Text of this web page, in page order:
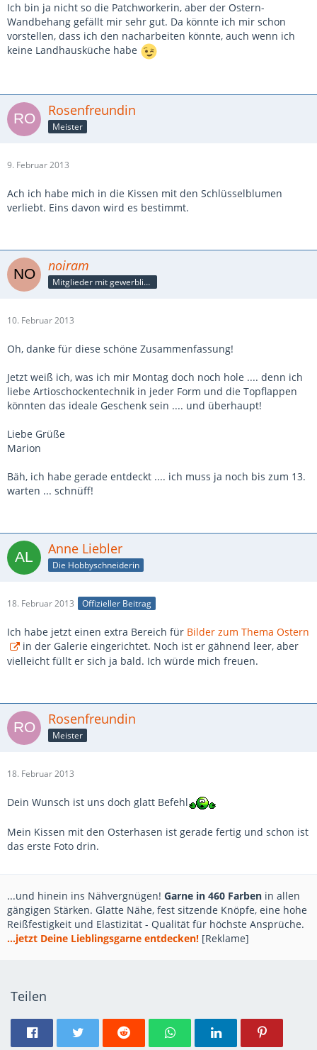
Ich bin ja nicht so die Patchworkerin, aber der Ostern-
Wandbehang gefällt mir sehr gut. Da könnte ich mir schon
vorstellen, dass ich den nacharbeiten könnte, auch wenn ich
keine Landhausküche habe
Rosenfreundin
Meister
9. Februar 2013
Ach ich habe mich in die Kissen mit den Schlüsselblumen
verliebt. Eins davon wird es bestimmt.
noiram
Mitglieder mit gewerblicher Verbindung, auch als Mitarbeiter/in
10. Februar 2013
Oh, danke für diese schöne Zusammenfassung!
Jetzt weiß ich, was ich mir Montag doch noch hole .... denn ich
liebe Artioschockentechnik in jeder Form und die Topflappen
könnten das ideale Geschenk sein .... und überhaupt!
Liebe Grüße
Marion
Bäh, ich habe gerade entdeckt .... ich muss ja noch bis zum 13.
warten ... schnüff!
Anne Liebler
Die Hobbyschneiderin
18. Februar 2013 Offizieller Beitrag
Ich habe jetzt einen extra Bereich für Bilder zum Thema Ostern
in der Galerie eingerichtet. Noch ist er gähnend leer, aber
vielleicht füllt er sich ja bald. Ich würde mich freuen.
Rosenfreundin
Meister
18. Februar 2013
Dein Wunsch ist uns doch glatt Befehl
Mein Kissen mit den Osterhasen ist gerade fertig und schon ist
das erste Foto drin.
...und hinein ins Nähvergnügen! Garne in 460 Farben in allen
gängigen Stärken. Glatte Nähe, fest sitzende Knöpfe, eine hohe
Reißfestigkeit und Elastizität - Qualität für höchste Ansprüche.
...jetzt Deine Lieblingsgarne entdecken! [Reklame]
Teilen